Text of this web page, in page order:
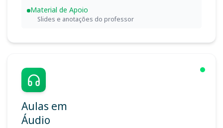
Material de Apoio
Slides e anotações do professor
Aulas em
Áudio